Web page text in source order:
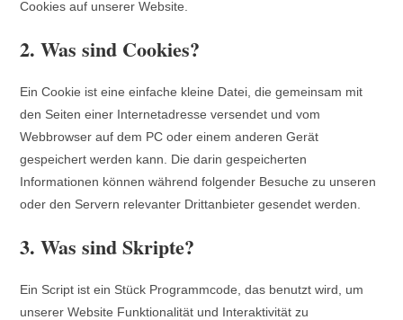
Cookies auf unserer Website.
2. Was sind Cookies?
Ein Cookie ist eine einfache kleine Datei, die gemeinsam mit
den Seiten einer Internetadresse versendet und vom
Webbrowser auf dem PC oder einem anderen Gerät
gespeichert werden kann. Die darin gespeicherten
Informationen können während folgender Besuche zu unseren
oder den Servern relevanter Drittanbieter gesendet werden.
3. Was sind Skripte?
Ein Script ist ein Stück Programmcode, das benutzt wird, um
unserer Website Funktionalität und Interaktivität zu